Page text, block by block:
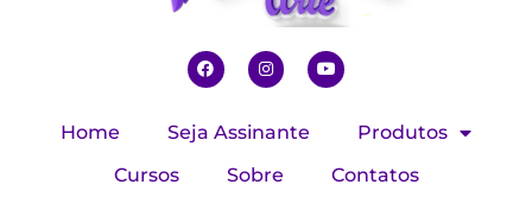
Home Seja Assinante
Produtos
Cursos
Sobre Contatos